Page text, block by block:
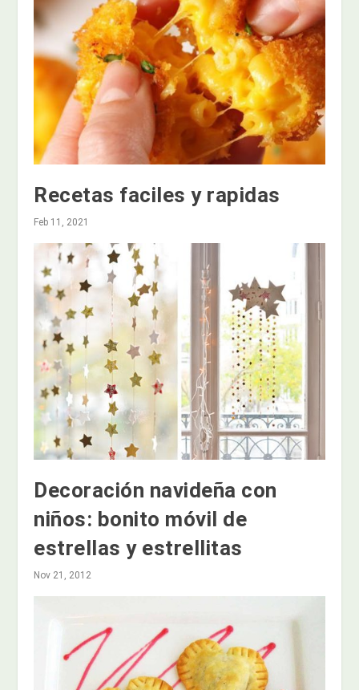
Recetas faciles y rapidas
Feb 11, 2021
Decoración navideña con
niños: bonito móvil de
estrellas y estrellitas
Nov 21, 2012